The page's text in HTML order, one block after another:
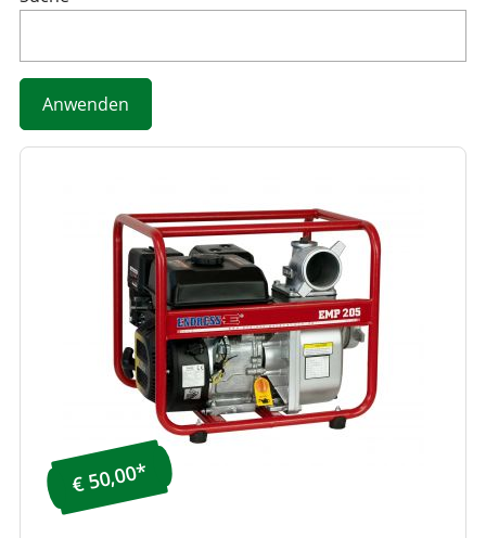
€ 50,00*